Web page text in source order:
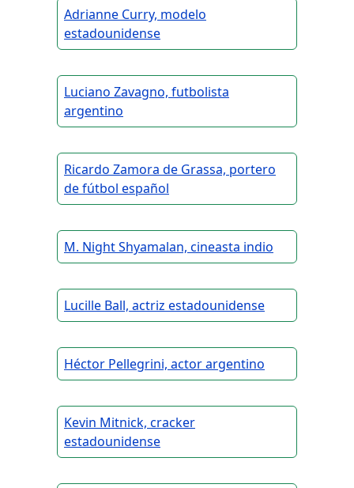
Adrianne Curry, modelo
estadounidense
Luciano Zavagno, futbolista
argentino
Ricardo Zamora de Grassa, portero
de fútbol español
M. Night Shyamalan, cineasta indio
Lucille Ball, actriz estadounidense
Héctor Pellegrini, actor argentino
Kevin Mitnick, cracker
estadounidense